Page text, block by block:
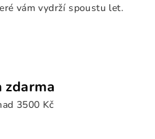
vám vydrží spoustu let.
zdarma
3500 Kč